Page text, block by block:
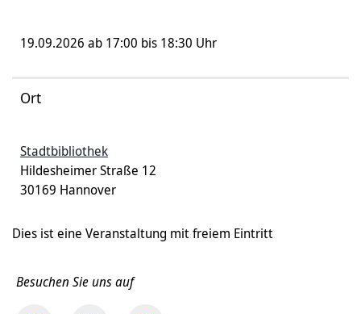
19.09.2026 ab 17:00 bis 18:30 Uhr
Ort
Stadtbibliothek
Hildesheimer Straße 12
30169 Hannover
Dies ist eine Veranstaltung mit freiem Eintritt
Besuchen Sie uns auf